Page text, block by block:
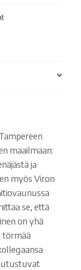
maailmaan:
ja
myös Viron
se, että
on yhä
törmää